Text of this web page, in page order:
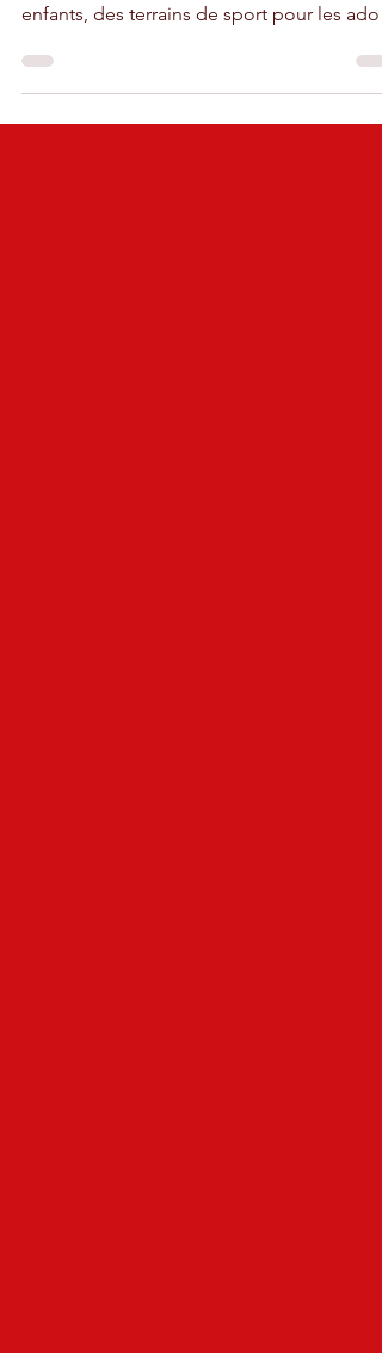
encore Inbiaât)
Le parc urbain Inbiâat d'Agadir comprendra
des espaces verts, des aires de jeux pour
enfants, des terrains de sport pour les ados,